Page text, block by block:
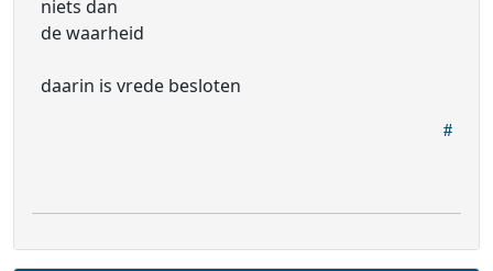
niets dan
de waarheid
daarin is vrede besloten